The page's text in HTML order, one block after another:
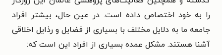
را به خود اختصاص داده است. در عین حال، بیشتر افراد
جامعه ما به دلایل مختلف با بسیاری از فضایل و رذایل اخلاقی
آشنا هستند. مشکل عمده بسیاری از افراد این است که: